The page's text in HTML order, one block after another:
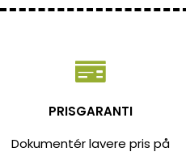
PRISGARANTI
Dokumentér lavere pris på